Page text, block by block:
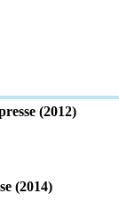
(2012)
(2014)